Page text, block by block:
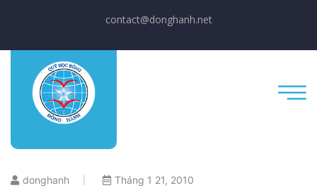
contact@donghanh.net
donghanh Tháng 1 21, 2010